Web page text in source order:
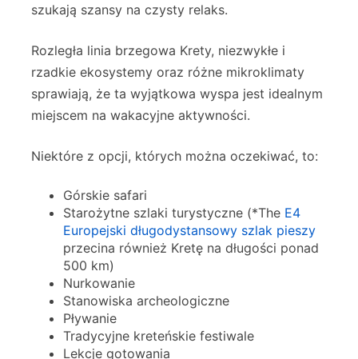
szukają szansy na czysty relaks.
Rozległa linia brzegowa Krety, niezwykłe i
rzadkie ekosystemy oraz różne mikroklimaty
sprawiają, że ta wyjątkowa wyspa jest idealnym
miejscem na wakacyjne aktywności.
Niektóre z opcji, których można oczekiwać, to:
Górskie safari
Starożytne szlaki turystyczne (*The E4
Europejski długodystansowy szlak pieszy
przecina również Kretę na długości ponad
500 km)
Nurkowanie
Stanowiska archeologiczne
Pływanie
Tradycyjne kreteńskie festiwale
Lekcje gotowania